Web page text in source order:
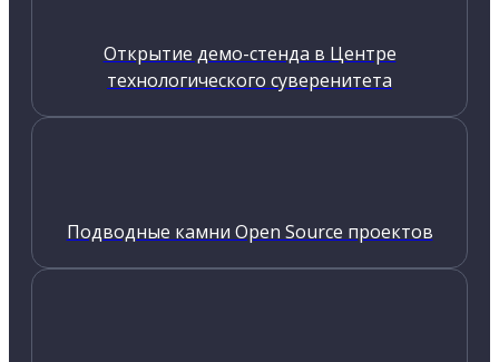
Открытие демо-стенда в Центре
технологического суверенитета
Подводные камни Open Source проектов